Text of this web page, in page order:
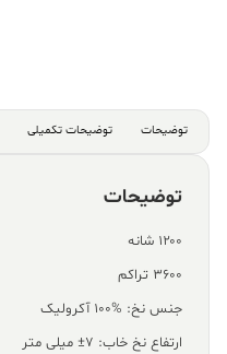
توضیحات توضیحات تکمیلی
توضیحات
۱۲۰۰ شانه
۳۶۰۰ تراکم
جنس نخ: %100 آکرولیک
ارتفاع نخ خاب: ۷± میلی متر